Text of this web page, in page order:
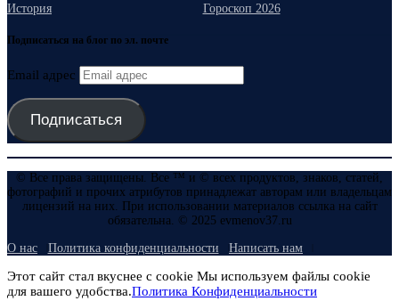
История
Гороскоп 2026
Подписаться на блог по эл. почте
Email адрес
Подписаться
© Все права защищены. Все ™ и © всех продуктов, знаков, статей,
фотографий и прочих атрибутов принадлежат авторам или владельцам
лицензий на них. При использовании материалов ссылка на сайт
обязательна. © 2025 evmenov37.ru
О нас Политика конфиденциальности Написать нам
Этот сайт стал вкуснее с cookie Мы используем файлы cookie
для вашего удобства.Политика Конфиденциальности